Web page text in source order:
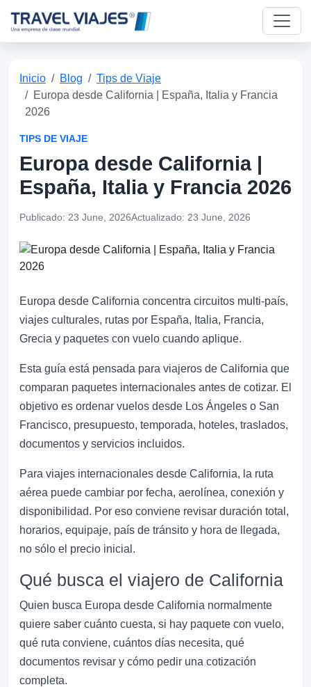
Inicio Blog
Tips de Viaje
Europa desde California | España, Italia y Francia
2026
TIPS DE VIAJE
Europa desde California |
España, Italia y Francia 2026
Publicado: 23 June, 2026Actualizado: 23 June, 2026
Europa desde California concentra circuitos multi-país,
viajes culturales, rutas por España, Italia, Francia,
Grecia y paquetes con vuelo cuando aplique.
Esta guía está pensada para viajeros de California que
comparan paquetes internacionales antes de cotizar. El
objetivo es ordenar vuelos desde Los Ángeles o San
Francisco, presupuesto, temporada, hoteles, traslados,
documentos y servicios incluidos.
Para viajes internacionales desde California, la ruta
aérea puede cambiar por fecha, aerolínea, conexión y
disponibilidad. Por eso conviene revisar duración total,
horarios, equipaje, país de tránsito y hora de llegada,
no sólo el precio inicial.
Qué busca el viajero de California
Quien busca Europa desde California normalmente
quiere saber cuánto cuesta, si hay paquete con vuelo,
qué ruta conviene, cuántos días necesita, qué
documentos revisar y cómo pedir una cotización
completa.